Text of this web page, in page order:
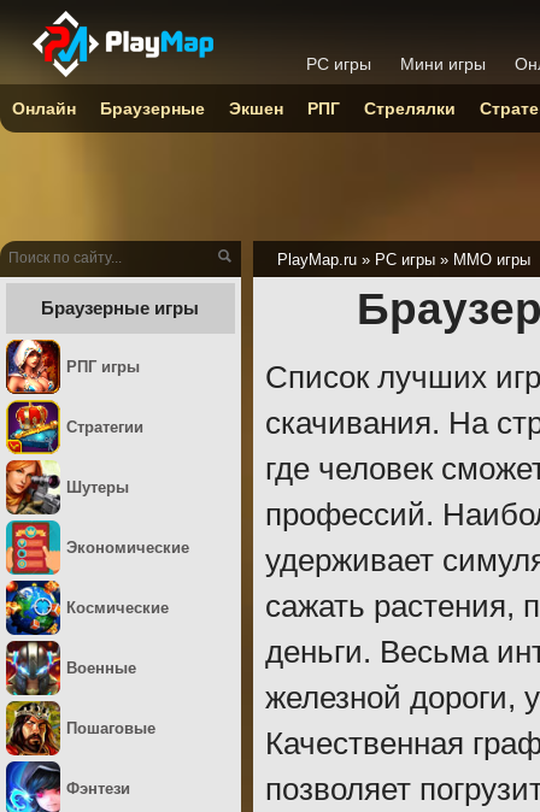
PlayMap.ru » PC игры » ММО игры
Список лучших
скачивания. На
где человек
профессий.
удерживает
сажать растения,
деньги. Весьма
железной дороги,
Качественная
позволяет
Браузерные игры
РПГ игры
Стратегии
Шутеры
Экономические
Космические
Военные
Пошаговые
Фэнтези
PC игры Мини игры
Онлайн Браузерные Экшен РПГ Стрелялки